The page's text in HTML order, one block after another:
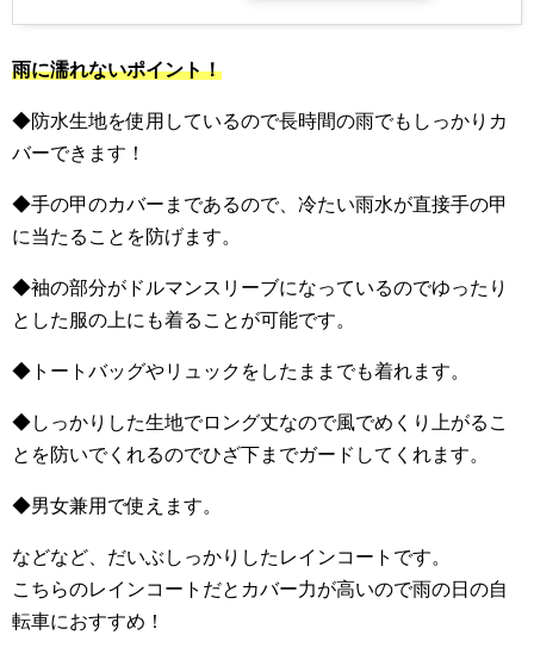
雨に濡れないポイント！
◆防水生地を使用しているので長時間の雨でもしっかりカ
バーできます！
◆手の甲のカバーまであるので、冷たい雨水が直接手の甲
に当たることを防げます。
◆袖の部分がドルマンスリーブになっているのでゆったり
とした服の上にも着ることが可能です。
◆トートバッグやリュックをしたままでも着れます。
◆しっかりした生地でロング丈なので風でめくり上がるこ
とを防いでくれるのでひざ下までガードしてくれます。
◆男女兼用で使えます。
などなど、だいぶしっかりしたレインコートです。
こちらのレインコートだとカバー力が高いので雨の日の自
転車におすすめ！